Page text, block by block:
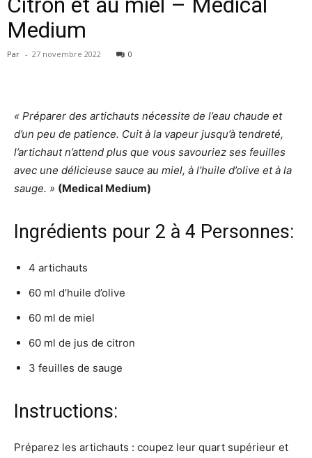
Medium
Par - 27 novembre 2022 0
« Préparer des artichauts nécessite de l’eau chaude et
d’un peu de patience. Cuit à la vapeur jusqu’à tendreté,
l’artichaut n’attend plus que vous savouriez ses feuilles
avec une délicieuse sauce au miel, à l’huile d’olive et à la
sauge. » (Medical Medium)
Ingrédients pour 2 à 4 Personnes:
4 artichauts
60 ml d’huile d’olive
60 ml de miel
60 ml de jus de citron
3 feuilles de sauge
Instructions:
Préparez les artichauts : coupez leur quart supérieur et